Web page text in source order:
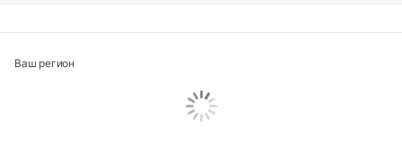
Ваш регион